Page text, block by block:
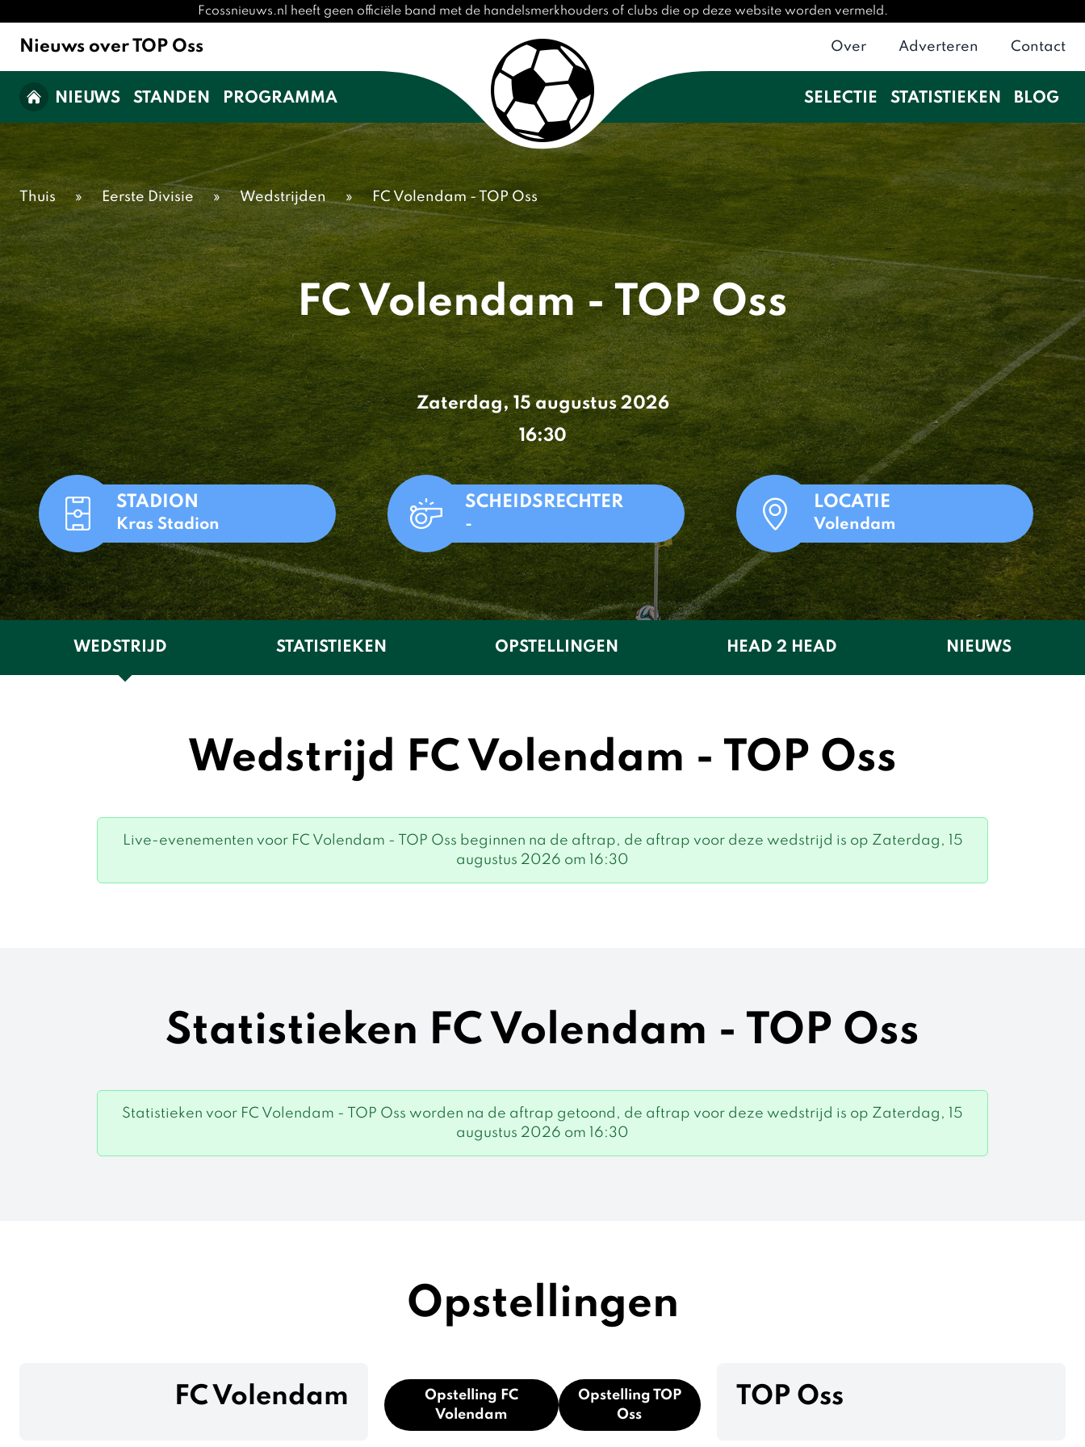
Fcossnieuws.nl heeft geen officiële band met de handelsmerkhouders of clubs die op deze website worden vermeld.
Nieuws over TOP Oss Over Adverteren Contact
NIEUWS STANDEN PROGRAMMA SELECTIE STATISTIEKEN BLOG
Thuis » Eerste Divisie » Wedstrijden » FC Volendam - TOP Oss
FC Volendam - TOP Oss
Zaterdag, 15 augustus 2026
16:30
STADION
Kras Stadion
SCHEIDSRECHTER
-
LOCATIE
Volendam
WEDSTRIJD STATISTIEKEN OPSTELLINGEN HEAD 2 HEAD NIEUWS
Wedstrijd FC Volendam - TOP Oss
Live-evenementen voor FC Volendam - TOP Oss beginnen na de aftrap, de aftrap voor deze wedstrijd is op Zaterdag, 15
augustus 2026 om 16:30
Statistieken FC Volendam - TOP Oss
Statistieken voor FC Volendam - TOP Oss worden na de aftrap getoond, de aftrap voor deze wedstrijd is op Zaterdag, 15
augustus 2026 om 16:30
Opstellingen
FC Volendam
Opstelling FC
Volendam
Opstelling TOP
Oss
TOP Oss